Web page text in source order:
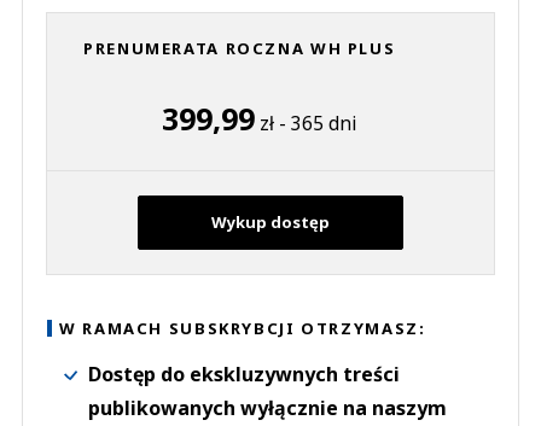
PRENUMERATA ROCZNA WH PLUS
399,99zł - 365 dni
Wykup dostęp
W RAMACH SUBSKRYBCJI OTRZYMASZ:
Dostęp do ekskluzywnych treści
publikowanych wyłącznie na naszym